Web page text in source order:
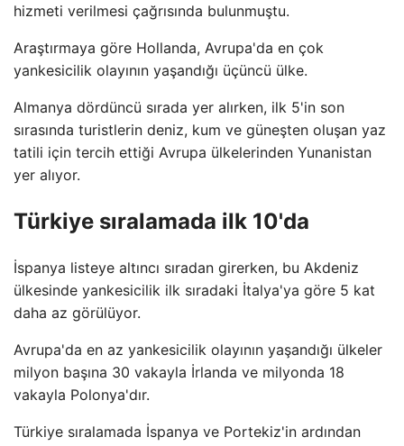
hizmeti verilmesi çağrısında bulunmuştu.
Araştırmaya göre Hollanda, Avrupa'da en çok
yankesicilik olayının yaşandığı üçüncü ülke.
Almanya dördüncü sırada yer alırken, ilk 5'in son
sırasında turistlerin deniz, kum ve güneşten oluşan yaz
tatili için tercih ettiği Avrupa ülkelerinden Yunanistan
yer alıyor.
Türkiye sıralamada ilk 10'da
İspanya listeye altıncı sıradan girerken, bu Akdeniz
ülkesinde yankesicilik ilk sıradaki İtalya'ya göre 5 kat
daha az görülüyor.
Avrupa'da en az yankesicilik olayının yaşandığı ülkeler
milyon başına 30 vakayla İrlanda ve milyonda 18
vakayla Polonya'dır.
Türkiye sıralamada İspanya ve Portekiz'in ardından